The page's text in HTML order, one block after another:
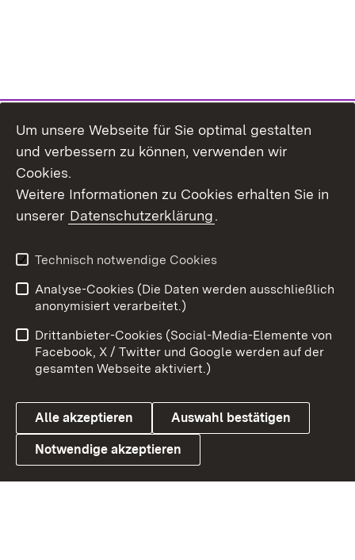
Link zum Ministerium
Benutzungshinweise
Barrierefreiheit
Datenschutz
Cookies
Um unsere Webseite für Sie optimal gestalten
und verbessern zu können, verwenden wir
Cookies.
Weitere Informationen zu Cookies erhalten Sie in
unserer Datenschutzerklärung.
Technisch notwendige Cookies
Analyse-Cookies (Die Daten werden ausschließlich
anonymisiert verarbeitet.)
Drittanbieter-Cookies (Social-Media-Elemente von
Facebook, X / Twitter und Google werden auf der
gesamten Webseite aktiviert.)
Alle akzeptieren Auswahl bestätigen
Notwendige akzeptieren